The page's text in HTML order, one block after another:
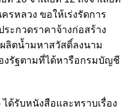
รหลวง ขอให้เร่งรัดการ
ะกวดราคาจ้างก่อสร้าง
ลิตน้ำมหาสวัสดิ์ลงนาม
รัฐตามที่ได้หารือกรมบัญชี
ได้รับหนังสือและทราบเรื่อง